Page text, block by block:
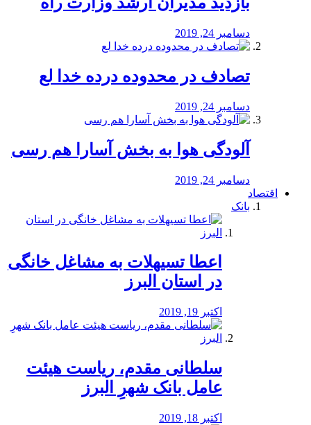
دسامبر 24, 2019
تصادف در محدوده درده خدا لع
دسامبر 24, 2019
آلودگی هوا به بخش آسارا هم رسی
دسامبر 24, 2019
اقتصاد
بانک
️اعطا تسیهلات به مشاغل خانگی
در استان البرز
اکتبر 19, 2019
سلطانی مقدم، ریاست هیئت
عامل بانک شهرِ البرز
اکتبر 18, 2019